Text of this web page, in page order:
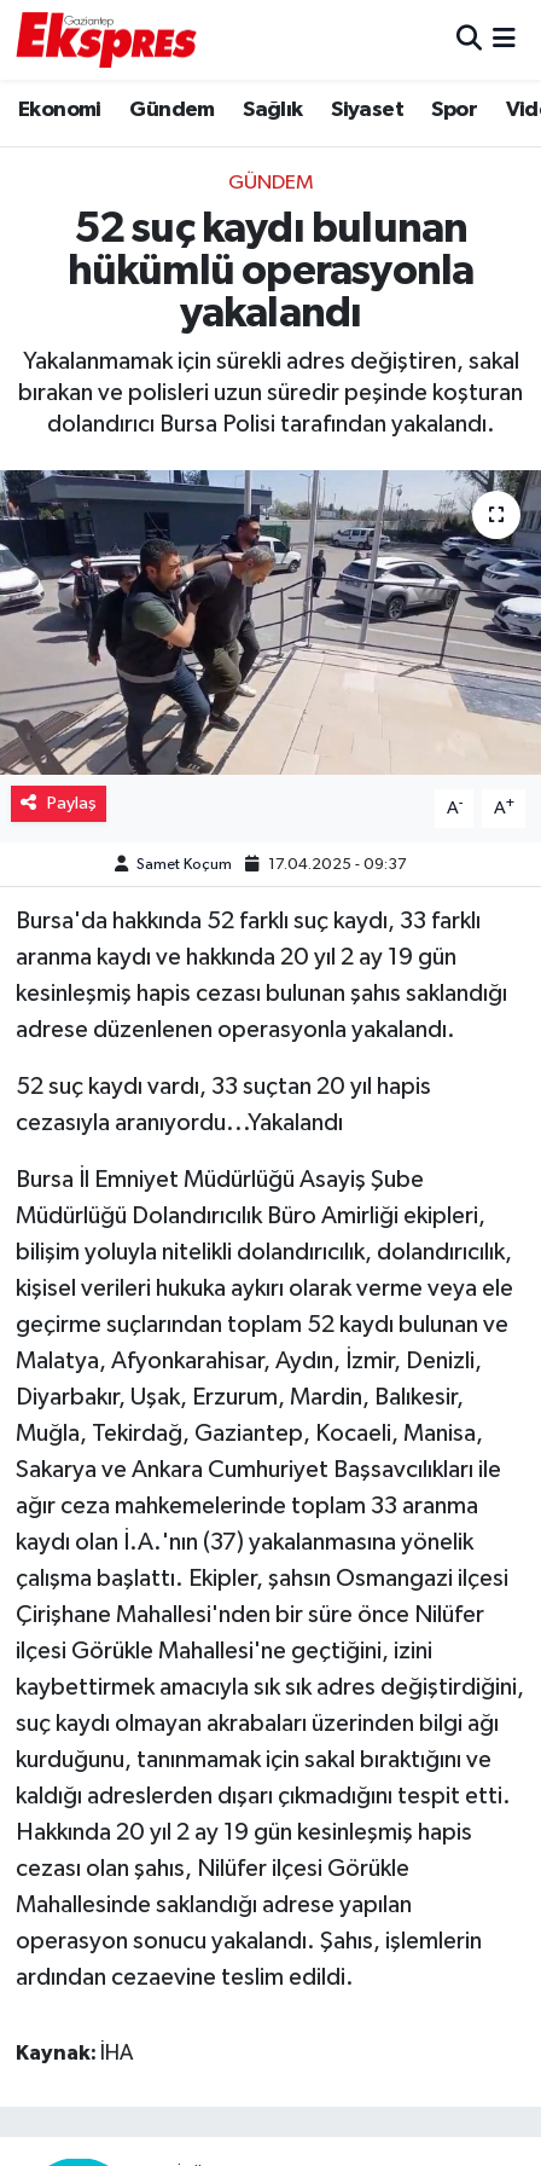
Ekonomi Gündem Sağlık Siyaset Spor
GÜNDEM
52 suç kaydı bulunan
hükümlü operasyonla
yakalandı
Yakalanmamak için sürekli adres değiştiren, sakal
bırakan ve polisleri uzun süredir peşinde koşturan
dolandırıcı Bursa Polisi tarafından yakalandı.
Paylaş A- A+
Samet Koçum 17.04.2025 - 09:37
Bursa'da hakkında 52 farklı suç kaydı, 33 farklı
aranma kaydı ve hakkında 20 yıl 2 ay 19 gün
kesinleşmiş hapis cezası bulunan şahıs saklandığı
adrese düzenlenen operasyonla yakalandı.
52 suç kaydı vardı, 33 suçtan 20 yıl hapis
cezasıyla aranıyordu...Yakalandı
Bursa İl Emniyet Müdürlüğü Asayiş Şube
Müdürlüğü Dolandırıcılık Büro Amirliği ekipleri,
bilişim yoluyla nitelikli dolandırıcılık, dolandırıcılık,
kişisel verileri hukuka aykırı olarak verme veya ele
geçirme suçlarından toplam 52 kaydı bulunan ve
Malatya, Afyonkarahisar, Aydın, İzmir, Denizli,
Diyarbakır, Uşak, Erzurum, Mardin, Balıkesir,
Muğla, Tekirdağ, Gaziantep, Kocaeli, Manisa,
Sakarya ve Ankara Cumhuriyet Başsavcılıkları ile
ağır ceza mahkemelerinde toplam 33 aranma
kaydı olan İ.A.'nın (37) yakalanmasına yönelik
çalışma başlattı. Ekipler, şahsın Osmangazi ilçesi
Çirişhane Mahallesi'nden bir süre önce Nilüfer
ilçesi Görükle Mahallesi'ne geçtiğini, izini
kaybettirmek amacıyla sık sık adres değiştirdiğini,
suç kaydı olmayan akrabaları üzerinden bilgi ağı
kurduğunu, tanınmamak için sakal bıraktığını ve
kaldığı adreslerden dışarı çıkmadığını tespit etti.
Hakkında 20 yıl 2 ay 19 gün kesinleşmiş hapis
cezası olan şahıs, Nilüfer ilçesi Görükle
Mahallesinde saklandığı adrese yapılan
operasyon sonucu yakalandı. Şahıs, işlemlerin
ardından cezaevine teslim edildi.
Kaynak: İHA
Ekonomi
Gaziantep son dakika
Genel
Haberler
Magazin
Müzik
Piyasa
Resmi İlanlar
Sağlık
Siyaset
Spor
Teknoloji
Türkiye
Video Haber
Yeme-İçme
Yemek
Trafik Durumu
Puan Durumu ve Fikstür
Tüm Manşetler
Son Dakika Haberleri
Haber Arşivi